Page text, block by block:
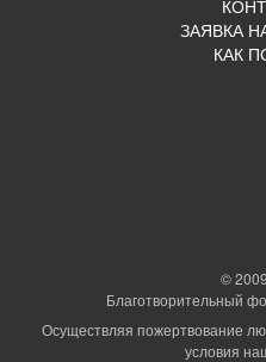
ЗАЯВКА
КАК
©
Благотворительный
Осуществляя пожертвование
условия